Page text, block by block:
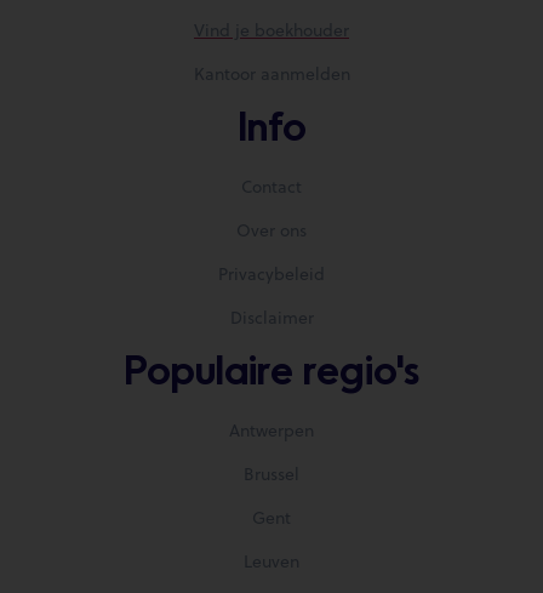
Vind je boekhouder
Kantoor aanmelden
Info
Contact
Over ons
Privacybeleid
Disclaimer
Populaire regio's
Antwerpen
Brussel
Gent
Leuven